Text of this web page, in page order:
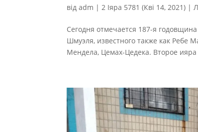
відadm |2 Іяра 5781 (Кві 14, 2021) |
Сегодня отмечается 187-я
Шмуэля, известного также как
Мендела, Цемах-Цедека. Второе